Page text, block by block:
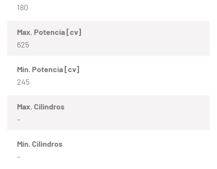
180
Max. Potencia [cv]
625
Mín. Potencia [cv]
245
Max. Cilindros
–
Mín. Cilindros
–